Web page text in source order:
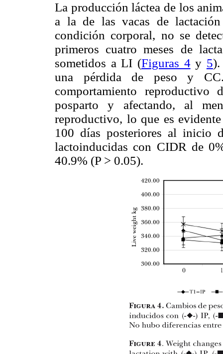
La producción láctea de los
a la de las vacas de
condición corporal, no se
primeros cuatro meses de
sometidos a LI (Figuras 4y 5).
una pérdida de peso y
comportamiento reproductivo
posparto y afectando, al
reproductivo, lo que es
100 días posteriores al inicio
lactoinducidas con CIDR de
40.9% (P > 0.05).